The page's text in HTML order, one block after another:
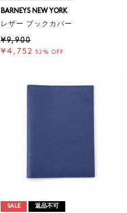
BARNEYS NEW YORK
レザー ブックカバー
¥9,900
¥4,752
52% OFF
SALE 返品不可